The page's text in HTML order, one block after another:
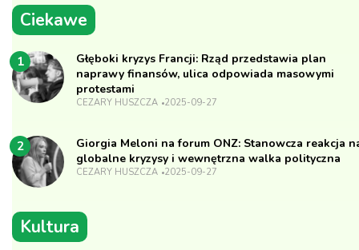
Ciekawe
1
Głęboki kryzys Francji: Rząd przedstawia plan
naprawy finansów, ulica odpowiada masowymi
protestami
CEZARY HUSZCZA 2025-09-27
2
Giorgia Meloni na forum ONZ: Stanowcza reakcja
globalne kryzysy i wewnętrzna walka polityczna
CEZARY HUSZCZA 2025-09-27
Kultura